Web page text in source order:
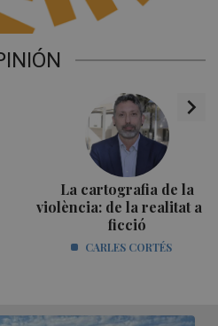
La cartografia de la
violència: de la realitat a la
ficció
CARLES CORTÉS
chevron_right